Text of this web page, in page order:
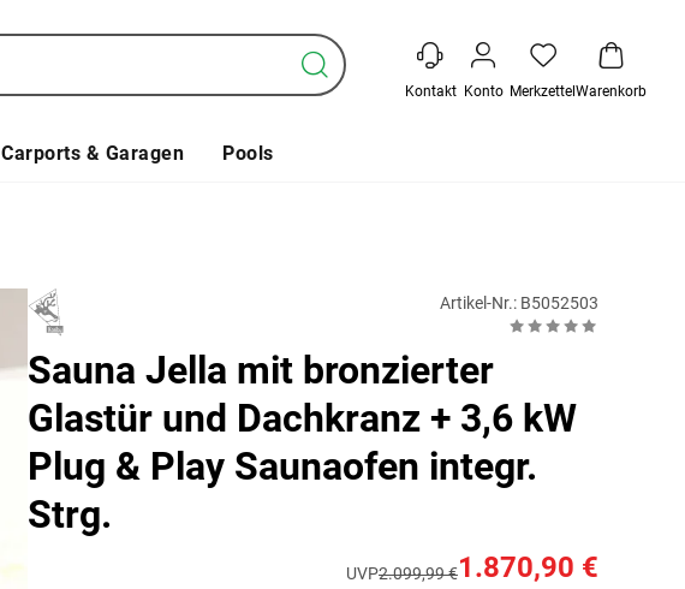
Kontakt Konto Merkzettel Warenkorb
Carports & Garagen Pools
Artikel-Nr.: B5052503
Sauna Jella mit bronzierter
Glastür und Dachkranz + 3,6 kW
Plug & Play Saunaofen integr.
Strg.
UVP2.099,99 €1.870,90 €